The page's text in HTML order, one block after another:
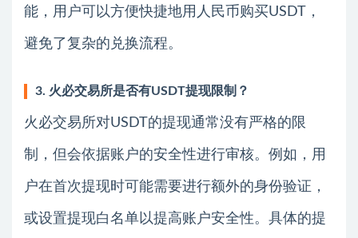
能，用户可以方便快捷地用人民币购买USDT，
避免了复杂的兑换流程。
3. 火必交易所是否有USDT提现限制？
火必交易所对USDT的提现通常没有严格的限
制，但会依据账户的安全性进行审核。例如，用
户在首次提现时可能需要进行额外的身份验证，
或设置提现白名单以提高账户安全性。具体的提